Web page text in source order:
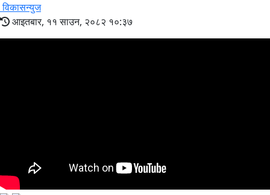
विकासन्युज
आइतबार, ११ साउन, २०८२ १०:३७